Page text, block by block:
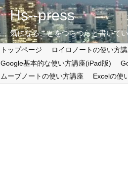
Hs--press
気になることをつらつらと書いて
トップページ ロイロノートの使い方
Google基本的な使い方講座(iPad版)
ムーブノートの使い方講座
Excelの使